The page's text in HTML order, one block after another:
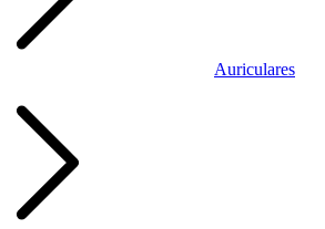
Auriculares